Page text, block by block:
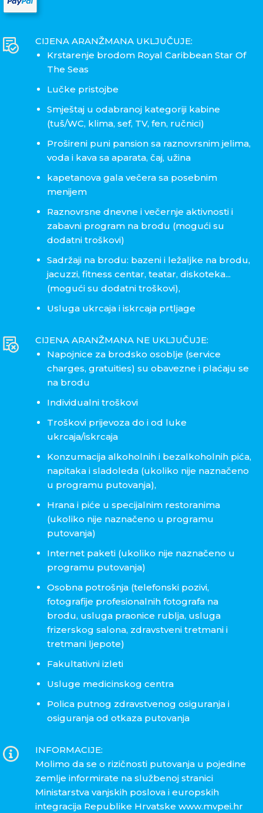
CIJENA ARANŽMANA UKLJUČUJE:
Krstarenje brodom Royal Caribbean Star Of
The Seas
Lučke pristojbe
Smještaj u odabranoj kategoriji kabine
(tuš/WC, klima, sef, TV, fen, ručnici)
Prošireni puni pansion sa raznovrsnim jelima,
voda i kava sa aparata, čaj, užina
kapetanova gala večera sa posebnim
menijem
Raznovrsne dnevne i večernje aktivnosti i
zabavni program na brodu (mogući su
dodatni troškovi)
Sadržaji na brodu: bazeni i ležaljke na brodu,
jacuzzi, fitness centar, teatar, diskoteka...
(mogući su dodatni troškovi),
Usluga ukrcaja i iskrcaja prtljage
CIJENA ARANŽMANA NE UKLJUČUJE:
Napojnice za brodsko osoblje (service
charges, gratuities) su obavezne i plaćaju se
na brodu
Individualni troškovi
Troškovi prijevoza do i od luke
ukrcaja/iskrcaja
Konzumacija alkoholnih i bezalkoholnih pića,
napitaka i sladoleda (ukoliko nije naznačeno
u programu putovanja),
Hrana i piće u specijalnim restoranima
(ukoliko nije naznačeno u programu
putovanja)
Internet paketi (ukoliko nije naznačeno u
programu putovanja)
Osobna potrošnja (telefonski pozivi,
fotografije profesionalnih fotografa na
brodu, usluga praonice rublja, usluga
frizerskog salona, zdravstveni tretmani i
tretmani ljepote)
Fakultativni izleti
Usluge medicinskog centra
Polica putnog zdravstvenog osiguranja i
osiguranja od otkaza putovanja
INFORMACIJE:
Molimo da se o rizičnosti putovanja u pojedine
zemlje informirate na službenoj stranici
Ministarstva vanjskih poslova i europskih
integracija Republike Hrvatske www.mvpei.hr